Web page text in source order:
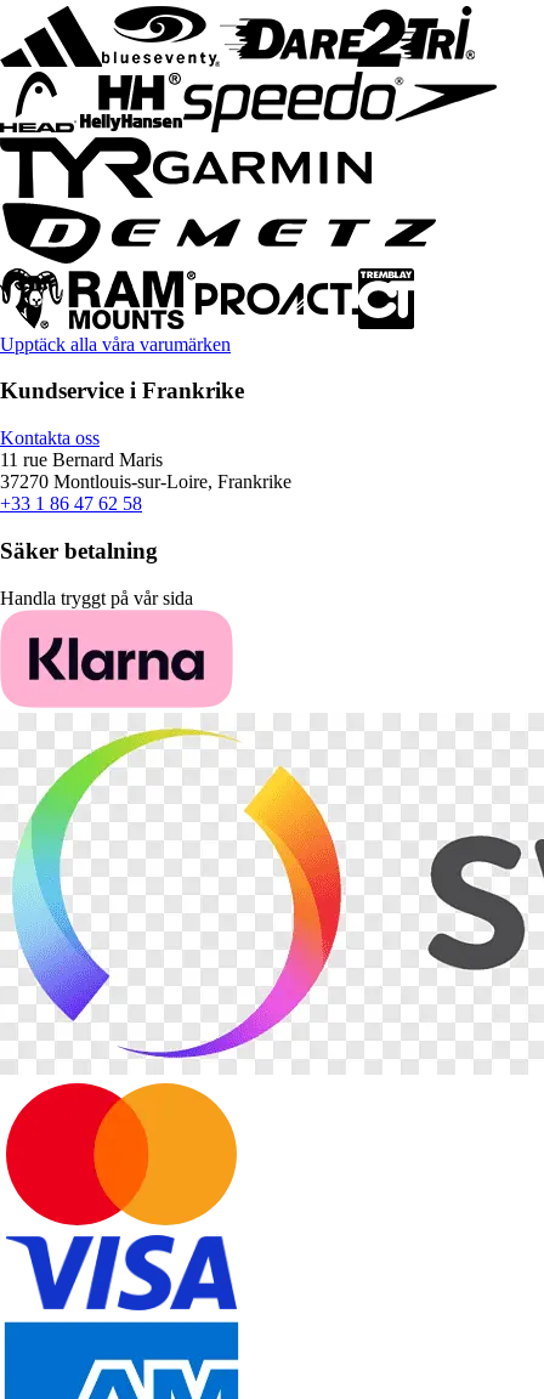
Upptäck alla våra varumärken
Kundservice i Frankrike
Kontakta oss
11 rue Bernard Maris
37270 Montlouis-sur-Loire, Frankrike
+33 1 86 47 62 58
Säker betalning
Handla tryggt på vår sida